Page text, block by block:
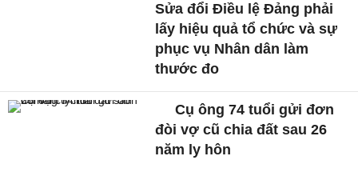
Sửa đổi Điều lệ Đảng phải
lấy hiệu quả tổ chức và sự
phục vụ Nhân dân làm
thước đo
Cụ ông 74 tuổi gửi đơn
đòi vợ cũ chia đất sau 26
năm ly hôn